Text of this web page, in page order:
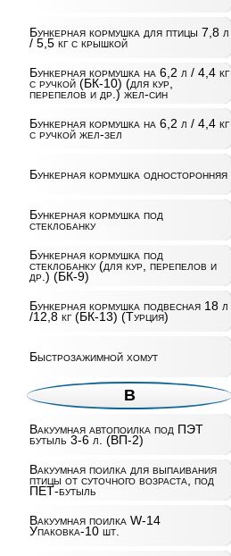
Бункерная кормушка для птицы 7,8 л
/ 5,5 кг с крышкой
Бункерная кормушка на 6,2 л / 4,4 кг
с ручкой (БК-10) (для кур,
перепелов и др.) жел-син
Бункерная кормушка на 6,2 л / 4,4 кг
с ручкой жел-зел
Бункерная кормушка односторонняя
Бункерная кормушка под
стеклобанку
Бункерная кормушка под
стеклобанку (для кур, перепелов и
др.) (БК-9)
Бункерная кормушка подвесная 18 л
/12,8 кг (БК-13) (Турция)
Быстрозажимной хомут
В
Вакуумная автопоилка под ПЭТ
бутыль 3-6 л. (ВП-2)
Вакуумная поилка для выпаивания
птицы от суточного возраста, под
ПЕТ-бутыль
Вакуумная поилка W-14
Упаковка-10 шт.